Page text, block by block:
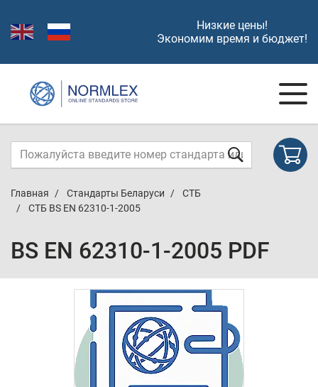
Низкие цены!
Экономим время и бюджет!
Главная Стандарты Беларуси
СТБ
СТБ BS EN 62310-1-2005
BS EN 62310-1-2005 PDF